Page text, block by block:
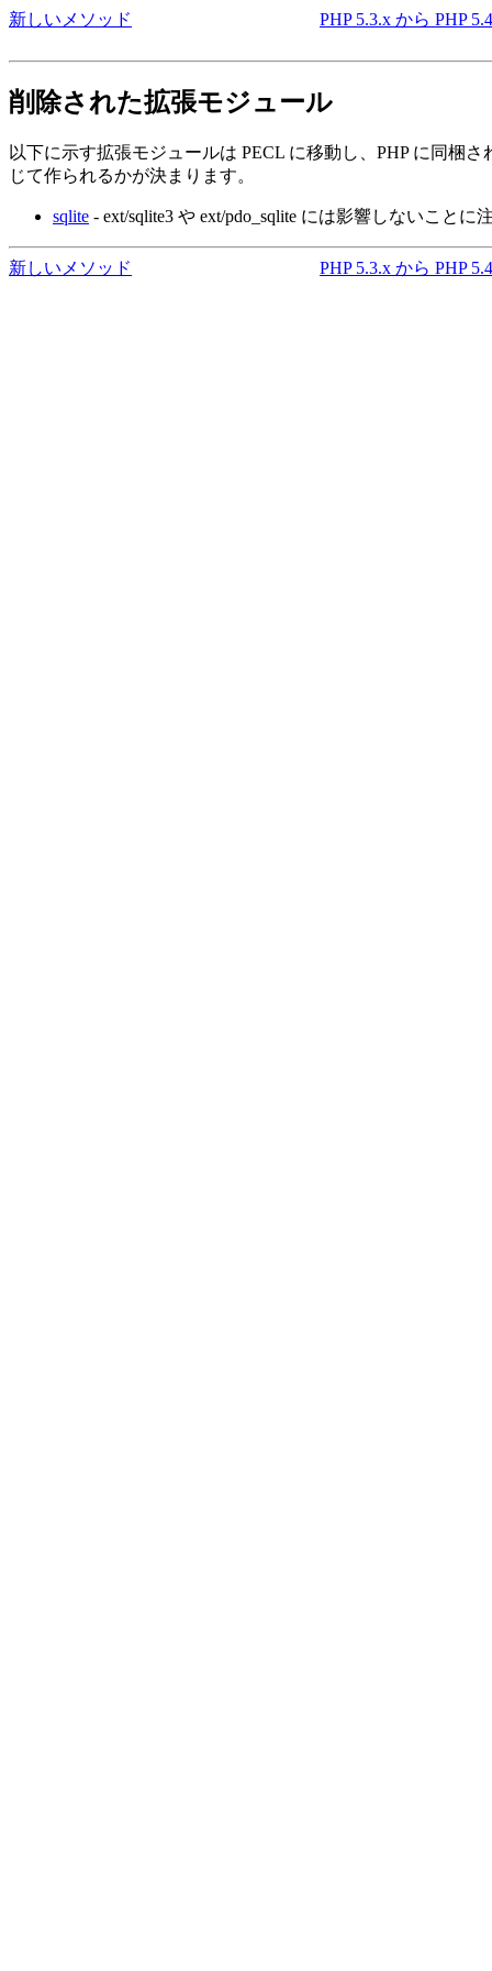
新しいメソッド PHP 5.3.x から PHP
削除された拡張モジュール
以下に示す拡張モジュールは PECL に移動し、PHP に同梱
じて作られるかが決まります。
sqlite - ext/sqlite3 や ext/pdo_sqlite には影響しないことに
新しいメソッド PHP 5.3.x から PHP